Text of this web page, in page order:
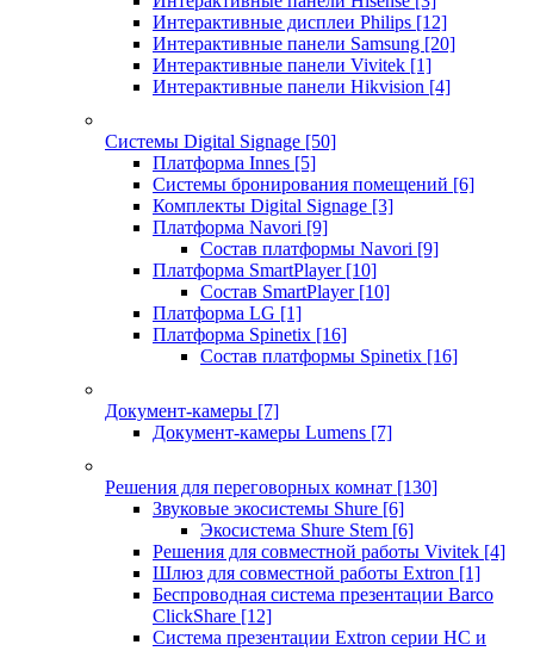
Интерактивные дисплеи Philips [12]
Интерактивные панели Samsung [20]
Интерактивные панели Vivitek [1]
Интерактивные панели Hikvision [4]
Системы Digital Signage [50]
Платформа Innes [5]
Системы бронирования помещений [6]
Комплекты Digital Signage [3]
Платформа Navori [9]
Состав платформы Navori [9]
Платформа SmartPlayer [10]
Состав SmartPlayer [10]
Платформа LG [1]
Платформа Spinetix [16]
Состав платформы Spinetix [16]
Документ-камеры [7]
Документ-камеры Lumens [7]
Решения для переговорных комнат [130]
Звуковые экосистемы Shure [6]
Экосистема Shure Stem [6]
Решения для совместной работы Vivitek [4]
Шлюз для совместной работы Extron [1]
Беспроводная система презентации Barco
ClickShare [12]
Система презентации Extron серии HC и